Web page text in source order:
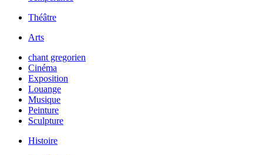
Théâtre
Arts
chant gregorien
Cinéma
Exposition
Louange
Musique
Peinture
Sculpture
Histoire